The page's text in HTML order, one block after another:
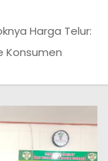
Harga Telur:
Konsumen